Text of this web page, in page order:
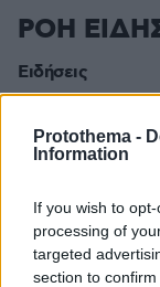
Protothema -
Information
If you wish to
processing of
targeted
section to
ΡΟΗ
Ειδήσεις
«Ευχαριστώ
κατάκτησης του
Γιατί κάηκε η Αττικοβοιωτία:
η μάχη χάθηκε
πριν 11 λεπτά